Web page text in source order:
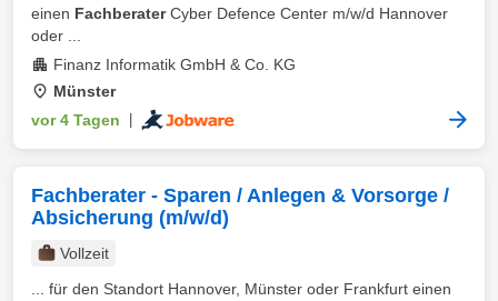
einen FachberaterCyber Defence Center m/w/d Hannover
oder ...
Finanz Informatik GmbH & Co. KG
Münster
vor 4 Tagen
Fachberater - Sparen / Anlegen & Vorsorge /
Absicherung (m/w/d)
Vollzeit
... für den Standort Hannover, Münster oder Frankfurt einen